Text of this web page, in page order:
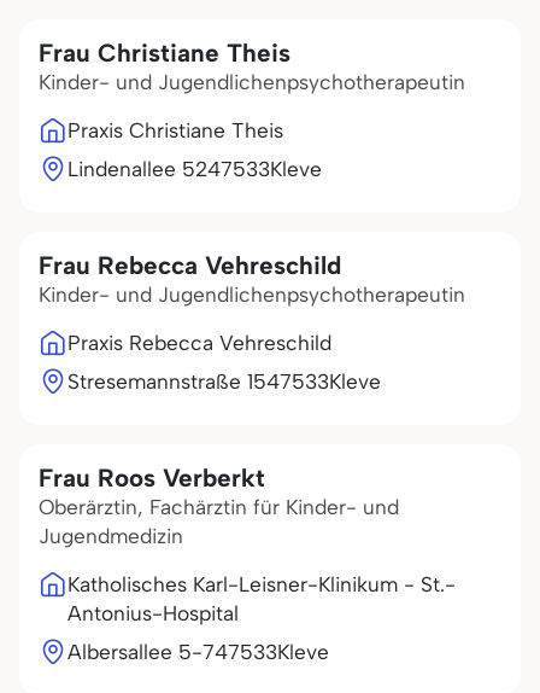
Frau Christiane Theis
Kinder- und Jugendlichenpsychotherapeutin
Praxis Christiane Theis
Lindenallee 5247533Kleve
Frau Rebecca Vehreschild
Kinder- und Jugendlichenpsychotherapeutin
Praxis Rebecca Vehreschild
Stresemannstraße 1547533Kleve
Frau Roos Verberkt
Oberärztin, Fachärztin für Kinder- und
Jugendmedizin
Katholisches Karl-Leisner-Klinikum - St.-
Antonius-Hospital
Albersallee 5-747533Kleve